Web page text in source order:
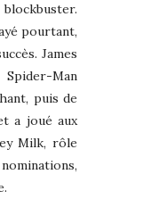
pourtant,
James
Man
puis de
a joué aux
Milk, rôle